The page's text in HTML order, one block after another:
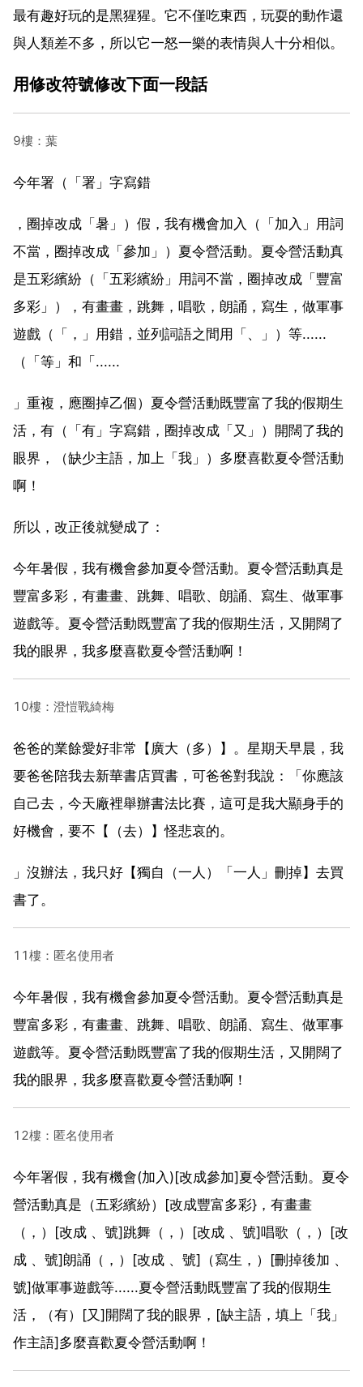
最有趣好玩的是黑猩猩。它不僅吃東西，玩耍的動作還
與人類差不多，所以它一怒一樂的表情與人十分相似。
用修改符號修改下面一段話
9樓：葉
今年署（「署」字寫錯
，圈掉改成「暑」）假，我有機會加入（「加入」用詞
不當，圈掉改成「參加」）夏令營活動。夏令營活動真
是五彩繽紛（「五彩繽紛」用詞不當，圈掉改成「豐富
多彩」），有畫畫，跳舞，唱歌，朗誦，寫生，做軍事
遊戲（「，」用錯，並列詞語之間用「、」）等......
（「等」和「......
」重複，應圈掉乙個）夏令營活動既豐富了我的假期生
活，有（「有」字寫錯，圈掉改成「又」）開闊了我的
眼界，（缺少主語，加上「我」）多麼喜歡夏令營活動
啊！
所以，改正後就變成了：
今年暑假，我有機會參加夏令營活動。夏令營活動真是
豐富多彩，有畫畫、跳舞、唱歌、朗誦、寫生、做軍事
遊戲等。夏令營活動既豐富了我的假期生活，又開闊了
我的眼界，我多麼喜歡夏令營活動啊！
10樓：澄愷戰綺梅
爸爸的業餘愛好非常【廣大（多）】。星期天早晨，我
要爸爸陪我去新華書店買書，可爸爸對我說：「你應該
自己去，今天廠裡舉辦書法比賽，這可是我大顯身手的
好機會，要不【（去）】怪悲哀的。
」沒辦法，我只好【獨自（一人）「一人」刪掉】去買
書了。
11樓：匿名使用者
今年暑假，我有機會參加夏令營活動。夏令營活動真是
豐富多彩，有畫畫、跳舞、唱歌、朗誦、寫生、做軍事
遊戲等。夏令營活動既豐富了我的假期生活，又開闊了
我的眼界，我多麼喜歡夏令營活動啊！
12樓：匿名使用者
今年署假，我有機會(加入)[改成參加]夏令營活動。夏令
營活動真是（五彩繽紛）[改成豐富多彩}，有畫畫
（，）[改成 、號]跳舞（，）[改成 、號]唱歌（，）[改
成 、號]朗誦（，）[改成 、號]（寫生，）[刪掉後加 、
號]做軍事遊戲等......夏令營活動既豐富了我的假期生
活，（有）[又]開闊了我的眼界，[缺主語，填上「我」
作主語]多麼喜歡夏令營活動啊！